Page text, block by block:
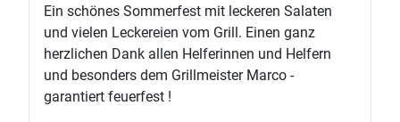
Ein schönes Sommerfest mit leckeren Salaten
und vielen Leckereien vom Grill. Einen ganz
herzlichen Dank allen Helferinnen und Helfern
und besonders dem Grillmeister Marco -
garantiert feuerfest !